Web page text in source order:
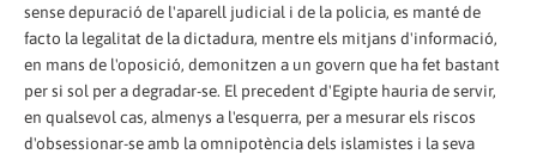
sense depuració de l'aparell judicial i de la policia, es manté de
facto la legalitat de la dictadura, mentre els mitjans d'informació,
en mans de l'oposició, demonitzen a un govern que ha fet bastant
per si sol per a degradar-se. El precedent d'Egipte hauria de servir,
en qualsevol cas, almenys a l'esquerra, per a mesurar els riscos
d'obsessionar-se amb la omnipotència dels islamistes i la seva